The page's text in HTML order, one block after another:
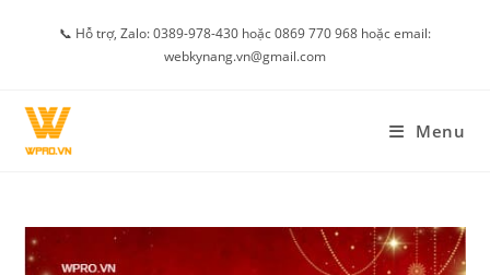
📞 Hỗ trợ, Zalo: 0389-978-430 hoặc 0869 770 968 hoặc email:
webkynang.vn@gmail.com
Menu